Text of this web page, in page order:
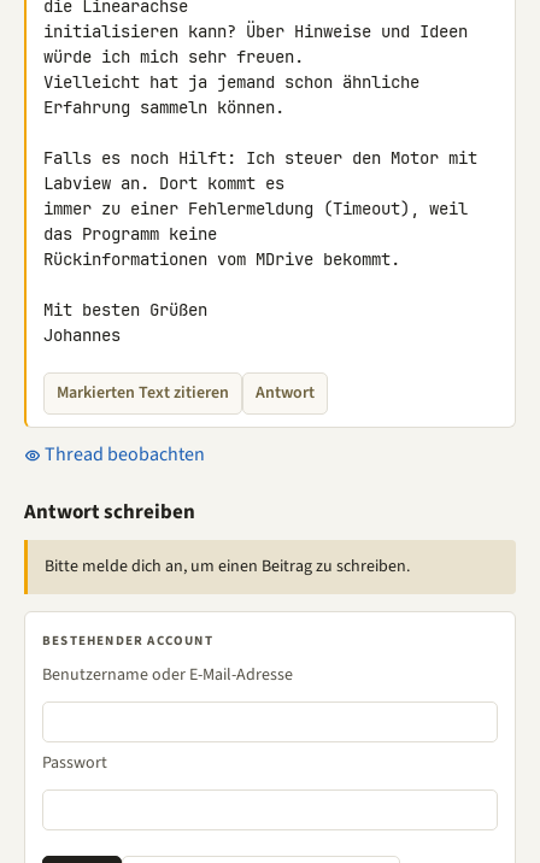
die Linearachse
initialisieren kann? Über Hinweise und Ideen
würde ich mich sehr freuen.
Vielleicht hat ja jemand schon ähnliche
Erfahrung sammeln können.
Falls es noch Hilft: Ich steuer den Motor mit
Labview an. Dort kommt es
immer zu einer Fehlermeldung (Timeout), weil
das Programm keine
Rückinformationen vom MDrive bekommt.
Mit besten Grüßen
Johannes
Markierten Text zitieren Antwort
Thread beobachten
Antwort schreiben
Bitte melde dich an, um einen Beitrag zu schreiben.
BESTEHENDER ACCOUNT
Benutzername oder E-Mail-Adresse
Passwort